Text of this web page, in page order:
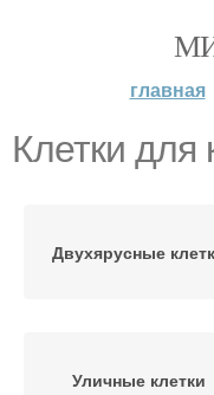
главная
Клетки для
Двухярусные
Уличные клетки